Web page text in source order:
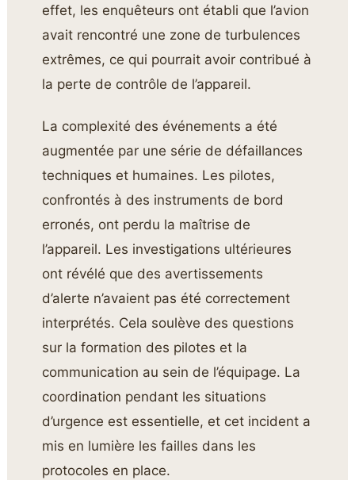
effet, les enquêteurs ont établi que l’avion
avait rencontré une zone de turbulences
extrêmes, ce qui pourrait avoir contribué à
la perte de contrôle de l’appareil.
La complexité des événements a été
augmentée par une série de défaillances
techniques et humaines. Les pilotes,
confrontés à des instruments de bord
erronés, ont perdu la maîtrise de
l’appareil. Les investigations ultérieures
ont révélé que des avertissements
d’alerte n’avaient pas été correctement
interprétés. Cela soulève des questions
sur la formation des pilotes et la
communication au sein de l’équipage. La
coordination pendant les situations
d’urgence est essentielle, et cet incident a
mis en lumière les failles dans les
protocoles en place.